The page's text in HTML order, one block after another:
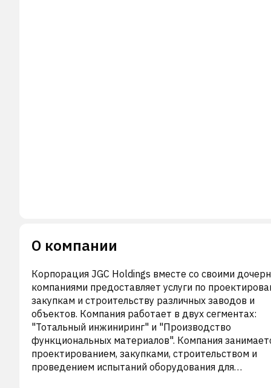
О компании
Корпорация JGC Holdings вместе со своими
компаниями предоставляет услуги по
закупкам и строительству различных заводов и
объектов. Компания работает в двух сегментах:
"Тотальный инжиниринг" и "Производство
функциональных материалов". Компания
проектированием, закупками, строительством и
проведением испытаний оборудования для